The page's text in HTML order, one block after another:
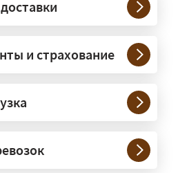
технику и
подбираем
размеры и вес груза.
в машинах
и страхование